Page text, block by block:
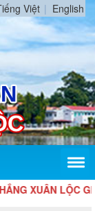
Việt English
XUÂN LỘC